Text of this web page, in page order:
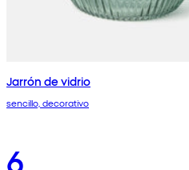
Jarrón de vidrio
sencillo, decorativo
6